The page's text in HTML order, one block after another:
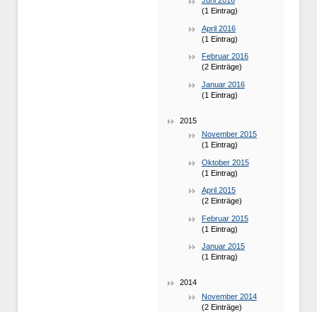
(1 Eintrag)
April 2016
(1 Eintrag)
Februar 2016
(2 Einträge)
Januar 2016
(1 Eintrag)
2015
November 2015
(1 Eintrag)
Oktober 2015
(1 Eintrag)
April 2015
(2 Einträge)
Februar 2015
(1 Eintrag)
Januar 2015
(1 Eintrag)
2014
November 2014
(2 Einträge)